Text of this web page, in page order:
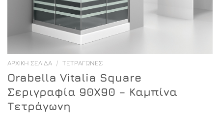
ΑΡΧΙΚΉ ΣΕΛΊΔΑ / ΤΕΤΡΆΓΩΝΕΣ
Orabella Vitalia Square
Σεριγραφία 90X90 – Καμπίνα
Τετράγωνη